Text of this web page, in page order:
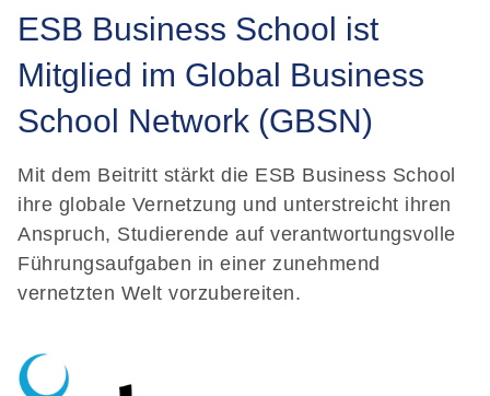
ESB Business School ist
Mitglied im Global Business
School Network (GBSN)
Mit dem Beitritt stärkt die ESB Business School
ihre globale Vernetzung und unterstreicht ihren
Anspruch, Studierende auf verantwortungsvolle
Führungsaufgaben in einer zunehmend
vernetzten Welt vorzubereiten.